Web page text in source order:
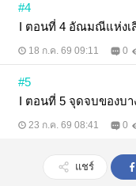
#4
I ตอนที่ 4 อัณมณีแห่งเ
18 ก.ค. 69 09:11 0
#5
I ตอนที่ 5 จุดจบของบ
23 ก.ค. 69 08:41 0
แชร์